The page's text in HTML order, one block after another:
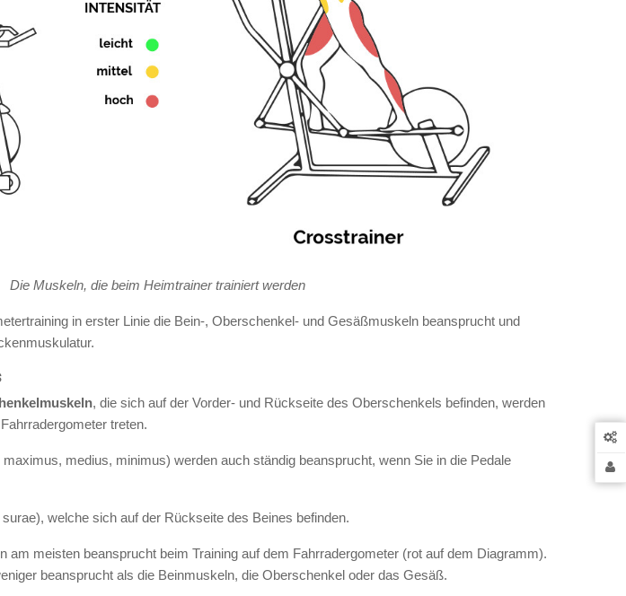
Die Muskeln, die beim Heimtrainer trainiert werden
in erster Linie die Bein-, Oberschenkel- und Gesäßmuskeln beansprucht und
, die sich auf der Vorder- und Rückseite des Oberschenkels befinden, werden
treten.
medius, minimus) werden auch ständig beansprucht, wenn Sie in die Pedale
welche sich auf der Rückseite des Beines befinden.
am meisten beansprucht beim Training auf dem Fahrradergometer (rot auf dem Diagramm).
beansprucht als die Beinmuskeln, die Oberschenkel oder das Gesäß.